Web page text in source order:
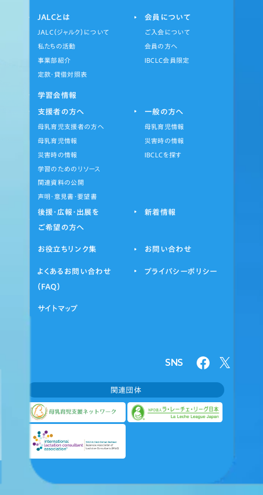
JALCとは
JALC（ジャルク）について
私たちの活動
事業部紹介
定款・貸借対照表
会員について
ご入会について
会員の方へ
IBCLC会員限定
学習会情報
支援者の方へ
母乳育児支援者の方へ
母乳育児情報
災害時の情報
学習のためのリソース
関連資料の公開
声明・意見書・要望書
一般の方へ
母乳育児情報
災害時の情報
IBCLCを探す
後援・広報・出展を
ご希望の方へ
新着情報
お役立ちリンク集 お問い合わせ
よくあるお問い合わせ
（FAQ）
プライバシーポリシー
サイトマップ
SNS
関連団体